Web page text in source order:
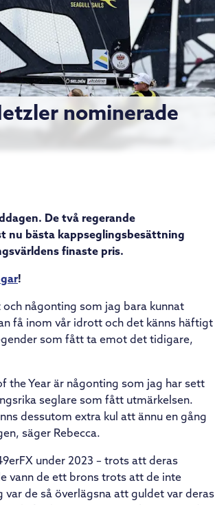
nominerade
De två regerande
nu bästa kappseglingsbesättning
finaste pris.
!
någonting som jag bara kunnat
få inom vår idrott och det känns häftigt
som fått ta emot det tidigare,
the Year är någonting som jag har sett
seglare som fått utmärkelsen.
dessutom extra kul att ännu en gång
säger Rebecca.
under 2023 – trots att deras
vann de ett brons trots att de inte
var de så överlägsna att guldet var deras